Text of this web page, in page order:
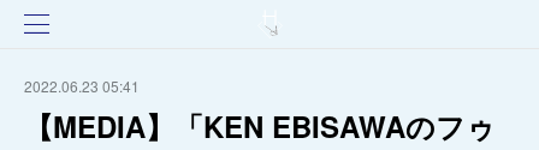
2022.06.23 05:41
【MEDIA】「KEN EBISAWAのフゥ